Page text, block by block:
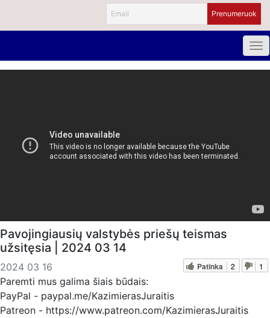
Pavojingiausių valstybės priešų teismas
užsitęsia | 2024 03 14
2024 03 16 Patinka 2 1
Paremti mus galima šiais būdais:
PayPal - paypal.me/KazimierasJuraitis
Patreon - https://www.patreon.com/KazimierasJuraitis